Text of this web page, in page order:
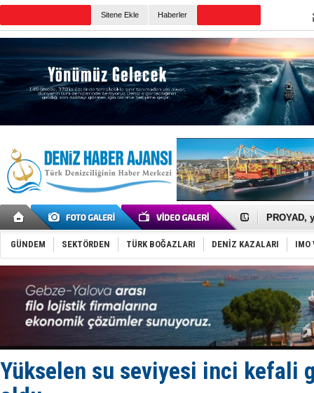
Sitene Ekle Haberler
İTU AUV,
PROYAD,
Türkiye-
Türk
Deniz
DÖDER,
Fairline,
Baltık
Runit
Limana
Türk
Hüseyin
Med
GÜNDEM SEKTÖRDEN TÜRK BOĞAZLARI DENİZ KAZALARI IMO
Yükselen su seviyesi inci kefali